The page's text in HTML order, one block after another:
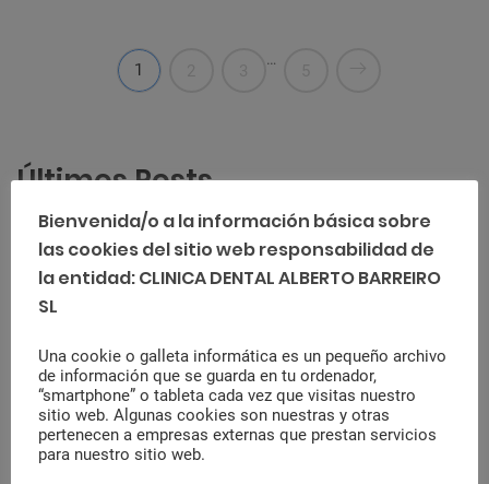
1
…
Últimos Posts
¿Qué son los brackets Damon y qué
ventajas ofrecen?
Ventajas del uso de flúor en
odontología ¿Cómo se administra?
agosto 1, 2023
Bienvenida/o a la información básica sobre
las cookies del sitio web responsabilidad de
la entidad: CLINICA DENTAL ALBERTO BARREIRO
SL
Una cookie o galleta informática es un pequeño archivo
de información que se guarda en tu ordenador,
“smartphone” o tableta cada vez que visitas nuestro
sitio web. Algunas cookies son nuestras y otras
pertenecen a empresas externas que prestan servicios
para nuestro sitio web.